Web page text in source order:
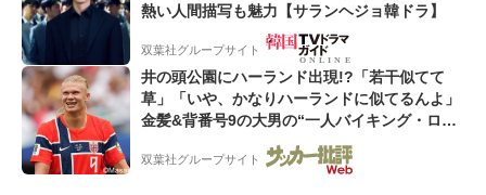
熱い人間描写も魅力【サランヘジョ韓ドラ】
双葉社グループサイト
井の頭公園にハーランド出現!?「若干似てて
草」「いや、かなりハーランドに似てるんよ」
金髪&背番号9の大男の“一人バイキング・ロ
ー”映像が話題!「元気をもらった」
双葉社グループサイト